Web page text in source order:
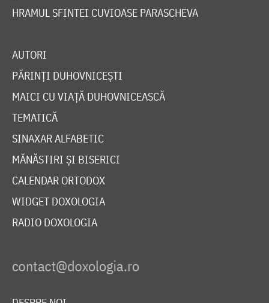
HRAMUL SFINTEI CUVIOASE PARASCHEVA
AUTORI
PĂRINȚI DUHOVNICEȘTI
MAICI CU VIAȚĂ DUHOVNICEASCĂ
TEMATICĂ
SINAXAR ALFABETIC
MĂNĂSTIRI ȘI BISERICI
CALENDAR ORTODOX
WIDGET DOXOLOGIA
RADIO DOXOLOGIA